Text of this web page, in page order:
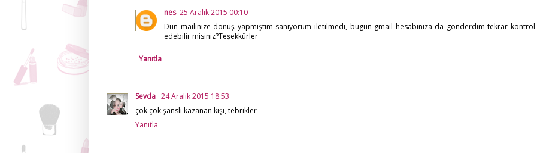
nes 25 Aralık 2015 00:10
Dün mailinize dönüş yapmıştım sanıyorum iletilmedi, bugün gmail hesabınıza da gönderdim tekrar kontrol
edebilir misiniz?Teşekkürler
Yanıtla
Sevda 24 Aralık 2015 18:53
çok çok şanslı kazanan kişi, tebrikler
Yanıtla